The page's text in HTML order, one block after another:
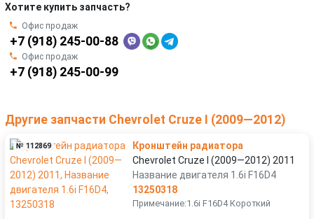
Хотите купить запчасть?
Офис продаж
+7 (918) 245-00-88
Офис продаж
+7 (918) 245-00-99
Другие запчасти Chevrolet Cruze I (2009—2012)
№ 112869
Кронштейн радиатора
Chevrolet Cruze I (2009—2012) 2011
Название двигателя 1.6i F16D4
13250318
Примечание:1.6i F16D4 Короткий